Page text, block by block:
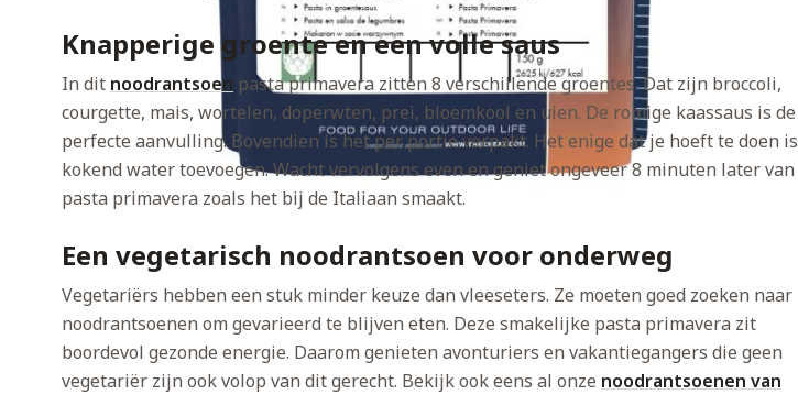
Knapperige groente en een volle saus
In dit noodrantsoen pasta primavera zitten 8 verschillende groentes. Dat zijn broccoli,
courgette, mais, wortelen, doperwten, prei, bloemkool en uien. De romige kaassaus is de
perfecte aanvulling. Bovendien is het per portie verpakt. Het enige dat je hoeft te doen is
kokend water toevoegen. Wacht vervolgens even en geniet ongeveer 8 minuten later van
pasta primavera zoals het bij de Italiaan smaakt.
Een vegetarisch noodrantsoen voor onderweg
Vegetariërs hebben een stuk minder keuze dan vleeseters. Ze moeten goed zoeken naar
noodrantsoenen om gevarieerd te blijven eten. Deze smakelijke pasta primavera zit
boordevol gezonde energie. Daarom genieten avonturiers en vakantiegangers die geen
vegetariër zijn ook volop van dit gerecht. Bekijk ook eens al onze noodrantsoenen van